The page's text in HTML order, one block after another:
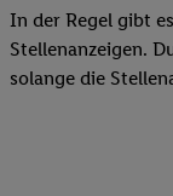
In der Regel gibt
Stellenanzeigen.
solange die